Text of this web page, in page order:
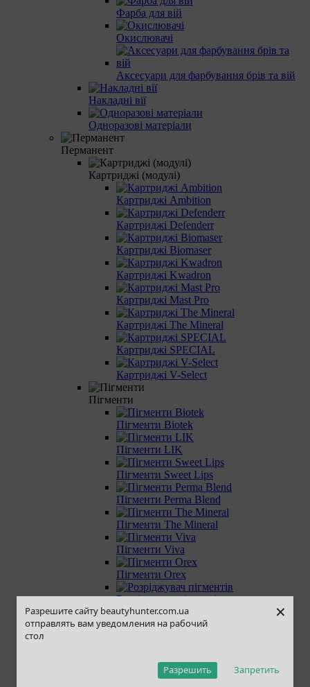
Разрешите сайту beautyhunter.com.ua
отправлять вам уведомления на рабочий
стол
Запретить
Разрешить
×
Фарба для вій
Окислювачі
Аксесуари для фарбування брів та вій
Накладні вії
Одноразові матеріали
Перманент
Картриджі (модулі)
Картриджі Ambition
Картриджі Defenderr
Картриджі Biomaser
Картриджі Kwadron
Картриджі Mast Pro
Картриджі The Mineral
Картриджі SPECIAL
Картриджі V-Select
Пігменти
Пігменти Biotek
Пігменти LIK
Пігменти Sweet Lips
Пігменти Perma Blend
Пігменти The Mineral
Пігменти Viva
Пігменти Orex
Розріджувач пігментів
Пігменти Nude Blush
Захист та догляд